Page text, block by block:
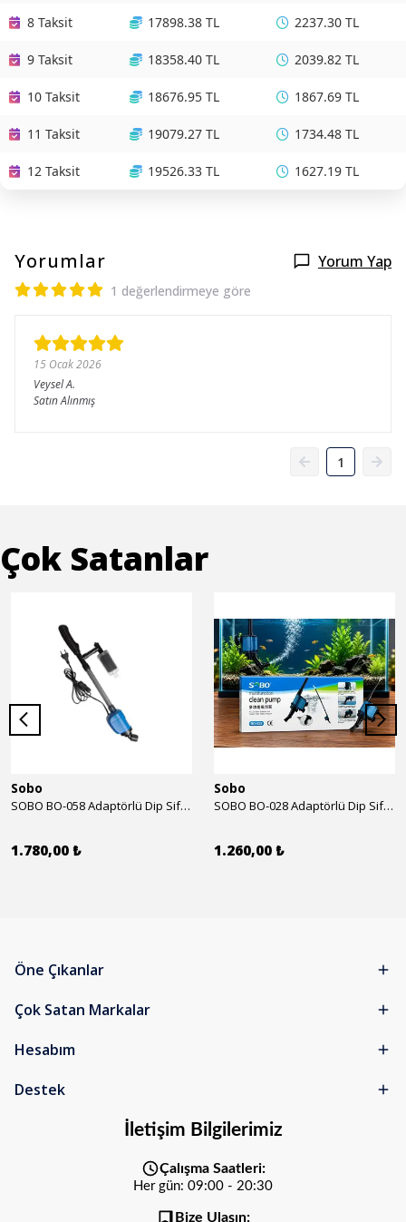
8 Taksit 17898.38 TL 2237.30 TL
9 Taksit 18358.40 TL 2039.82 TL
10 Taksit 18676.95 TL 1867.69 TL
11 Taksit 19079.27 TL 1734.48 TL
12 Taksit 19526.33 TL 1627.19 TL
Yorumlar Yorum Yap
1 değerlendirmeye göre
15 Ocak 2026
VeyselA.
Satın Alınmış
1
Çok Satanlar
Sobo
SOBO BO-058 Adaptörlü Dip Sifonu 2000 Lth 32 W
1.780,00 ₺
Sobo
SOBO BO-028 Adaptörlü Dip Sifonu 1700 Lth 28 W
1.260,00 ₺
Öne Çıkanlar
Çok Satan Markalar
Hesabım
Destek
İletişim Bilgilerimiz
Çalışma Saatleri:
Her gün: 09:00 - 20:30
Bize Ulaşın: